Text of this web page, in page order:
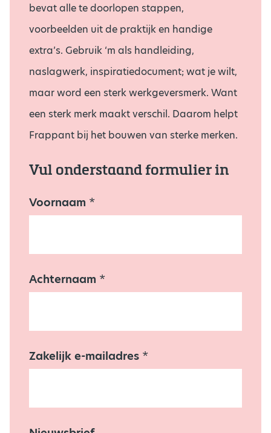
bevat alle te doorlopen stappen,
voorbeelden uit de praktijk en handige
extra’s. Gebruik ‘m als handleiding,
naslagwerk, inspiratiedocument; wat je wilt,
maar word een sterk werkgeversmerk. Want
een sterk merk maakt verschil. Daarom helpt
Frappant bij het bouwen van sterke merken.
Vul onderstaand formulier in
A
c
a
a
V
o
r
m
Voornaam *
Achternaam *
Zakelijk e-mailadres *